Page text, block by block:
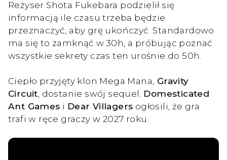
Reżyser Shota Fukebara podzielił się
informacją ile czasu trzeba będzie
przeznaczyć, aby grę ukończyć. Standardowo
ma się to zamknąć w 30h, a próbując poznać
wszystkie sekrety czas ten urośnie do 50h.
Ciepło przyjęty klon Mega Mana, Gravity
Circuit , dostanie swój sequel. Domesticated
Ant Games i Dear Villagers ogłosili, że gra
trafi w ręce graczy w 2027 roku.